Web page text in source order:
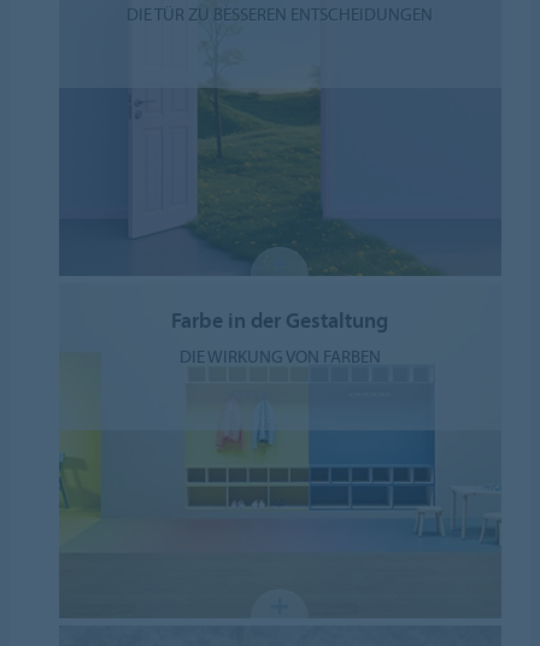
DIE TÜR ZU BESSEREN ENTSCHEIDUNGEN
Farbe in der Gestaltung
DIE WIRKUNG VON FARBEN